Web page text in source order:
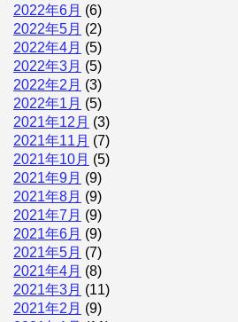
2022年6月 (6)
2022年5月 (2)
2022年4月 (5)
2022年3月 (5)
2022年2月 (3)
2022年1月 (5)
2021年12月 (3)
2021年11月 (7)
2021年10月 (5)
2021年9月 (9)
2021年8月 (9)
2021年7月 (9)
2021年6月 (9)
2021年5月 (7)
2021年4月 (8)
2021年3月 (11)
2021年2月 (9)